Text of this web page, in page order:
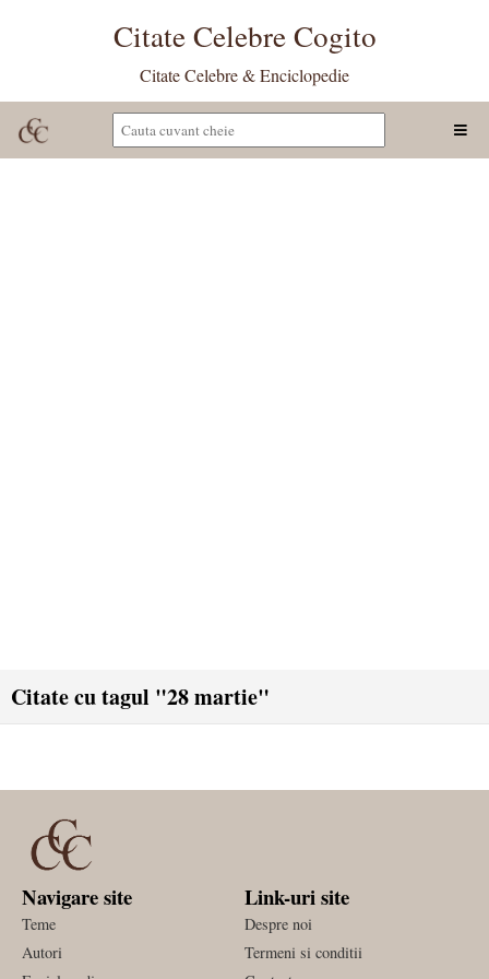
Citate Celebre Cogito
Citate Celebre & Enciclopedie
Citate cu tagul "28 martie"
Navigare site
Teme
Autori
Link-uri site
Despre noi
Termeni si conditii